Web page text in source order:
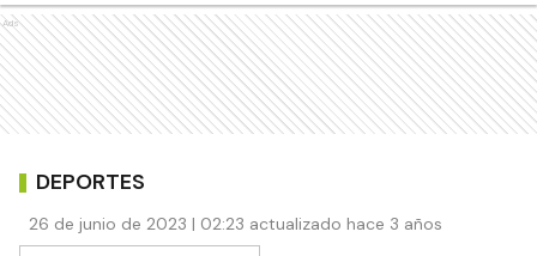
Ads
DEPORTES
26 de junio de 2023 | 02:23 actualizado hace 3 años